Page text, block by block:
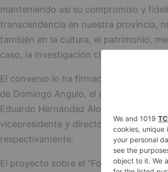
manteniendo así su compromiso y
transcendencia en nuestra provincia,
también en la cultura, el patrimonio,
caso, la investigación científica sobre la
El convenio lo ha firmado el presidente
de Domingo Angulo, el director
Eduardo Hernández Alonso; Eudald
vicepresidente y director general de la
respectivamente.
El proyecto sobre el "Fondo